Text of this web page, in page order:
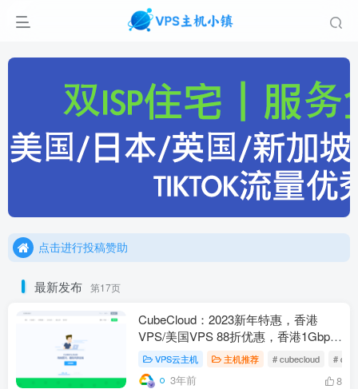
点击加入官方TG频道/聊天群
点击进行投稿赞助
最新发布 第17页
CubeCloud：2023新年特惠，香港
VPS/美国VPS 88折优惠，香港1Gbps
大带宽，低至34元起
VPS云主机 主机推荐 # cubecloud #
3年前 8